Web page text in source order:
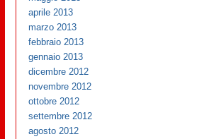
aprile 2013
marzo 2013
febbraio 2013
gennaio 2013
dicembre 2012
novembre 2012
ottobre 2012
settembre 2012
agosto 2012